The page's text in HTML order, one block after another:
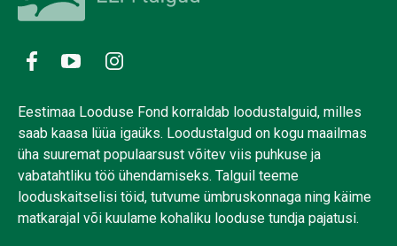
Eestimaa Looduse Fond korraldab loodustalguid, milles
saab kaasa lüüa igaüks. Loodustalgud on kogu maailmas
üha suuremat populaarsust võitev viis puhkuse ja
vabatahtliku töö ühendamiseks. Talguil teeme
looduskaitselisi töid, tutvume ümbruskonnaga ning käime
matkarajal või kuulame kohaliku looduse tundja pajatusi.